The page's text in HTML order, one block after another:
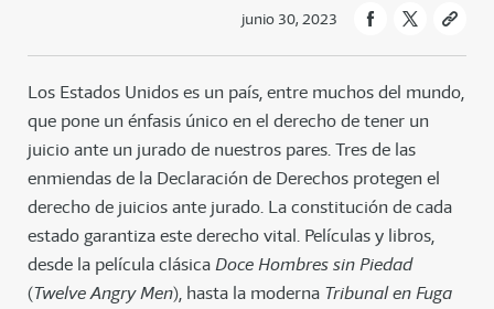
junio 30, 2023
Los Estados Unidos es un país, entre muchos del mundo,
que pone un énfasis único en el derecho de tener un
juicio ante un jurado de nuestros pares. Tres de las
enmiendas de la Declaración de Derechos protegen el
derecho de juicios ante jurado. La constitución de cada
estado garantiza este derecho vital. Películas y libros,
desde la película clásicaDoce Hombres sin Piedad
(Twelve Angry Men), hasta la moderna Tribunal en Fuga